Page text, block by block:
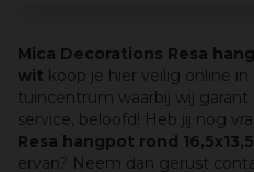
Mica Decorations Resa
wit koop je hier veilig online
tuincentrum waarbij wij
service, beloofd! Heb jij nog
Resa hangpot rond
ervan? Neem dan gerust